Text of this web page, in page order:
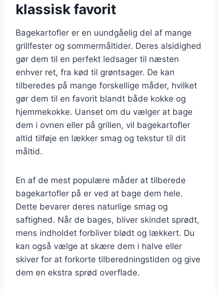
klassisk favorit
Bagekartofler er en uundgåelig del af mange
grillfester og sommermåltider. Deres alsidighed
gør dem til en perfekt ledsager til næsten
enhver ret, fra kød til grøntsager. De kan
tilberedes på mange forskellige måder, hvilket
gør dem til en favorit blandt både kokke og
hjemmekokke. Uanset om du vælger at bage
dem i ovnen eller på grillen, vil bagekartofler
altid tilføje en lækker smag og tekstur til dit
måltid.
En af de mest populære måder at tilberede
bagekartofler på er ved at bage dem hele.
Dette bevarer deres naturlige smag og
saftighed. Når de bages, bliver skindet sprødt,
mens indholdet forbliver blødt og lækkert. Du
kan også vælge at skære dem i halve eller
skiver for at forkorte tilberedningstiden og give
dem en ekstra sprød overflade.